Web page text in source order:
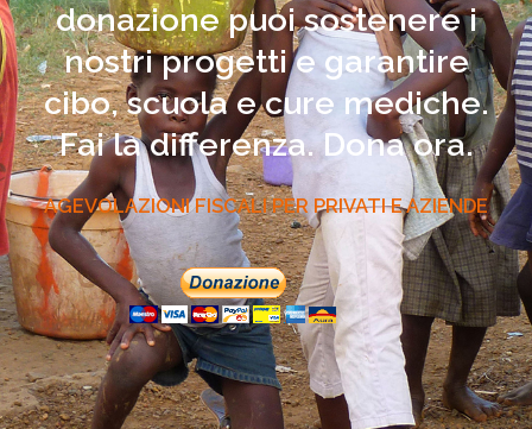
donazione puoi sostenere i
nostri progetti e garantire
cibo, scuola e cure mediche.
Fai la differenza. Dona ora.
AGEVOLAZIONI FISCALI PER PRIVATI E AZIENDE